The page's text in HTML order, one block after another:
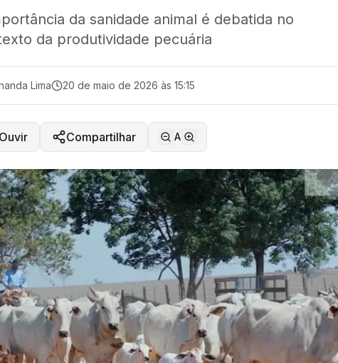
da sanidade animal é debatida no
da produtividade pecuária
Lima 20 de maio de 2026 às 15:15
Compartilhar A